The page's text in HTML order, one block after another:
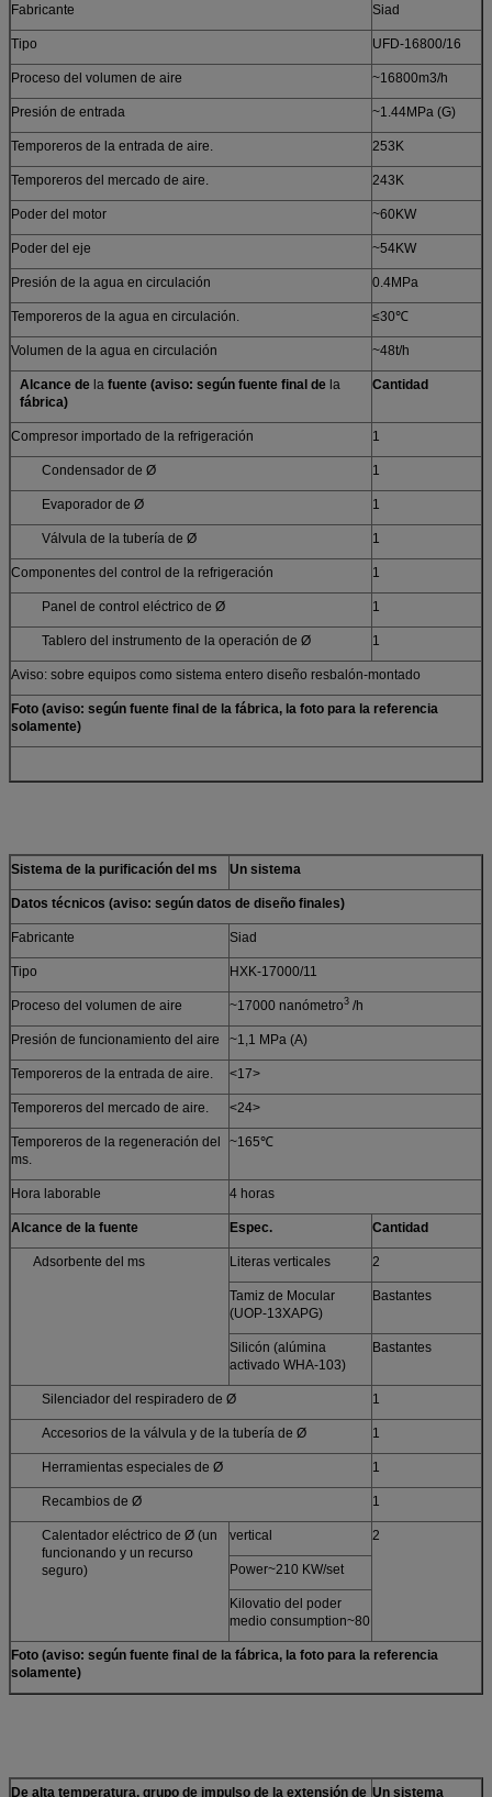
Fabricante Siad
Tipo UFD-16800/16
Proceso del volumen de aire ~16800m3/h
Presión de entrada ~1.44MPa (G)
Temporeros de la entrada de aire. 253K
Temporeros del mercado de aire. 243K
Poder del motor ~60KW
Poder del eje ~54KW
Presión de la agua en circulación 0.4MPa
Temporeros de la agua en circulación. ≤30℃
Volumen de la agua en circulación ~48t/h
Alcance de la fuente (aviso: según fuente final de la
fábrica)
Cantidad
Compresor importado de la refrigeración 1
Condensador de Ø 1
Evaporador de Ø 1
Válvula de la tubería de Ø 1
Componentes del control de la refrigeración 1
Panel de control eléctrico de Ø 1
Tablero del instrumento de la operación de Ø 1
Aviso: sobre equipos como sistema entero diseño resbalón-montado
Foto (aviso: según fuente final de la fábrica, la foto para la referencia
solamente)
Sistema de la purificación del ms Un sistema
Datos técnicos (aviso: según datos de diseño finales)
Fabricante Siad
Tipo HXK-17000/11
Proceso del volumen de aire ~17000 nanómetro3 /h
Presión de funcionamiento del aire ~1,1 MPa (A)
Temporeros de la entrada de aire. <17>
Temporeros del mercado de aire. <24>
Temporeros de la regeneración del
ms.
~165℃
Hora laborable 4 horas
Alcance de la fuente Espec. Cantidad
Adsorbente del ms Literas verticales 2
Tamiz de Mocular
(UOP-13XAPG)
Bastantes
Silicón (alúmina
activado WHA-103)
Bastantes
Silenciador del respiradero de Ø 1
Accesorios de la válvula y de la tubería de Ø 1
Herramientas especiales de Ø 1
Recambios de Ø 1
Calentador eléctrico de Ø (un
funcionando y un recurso
seguro)
vertical 2
Power~210 KW/set
Kilovatio del poder
medio consumption~80
Foto (aviso: según fuente final de la fábrica, la foto para la referencia
solamente)
De alta temperatura. grupo de impulso de la extensión de Un sistema